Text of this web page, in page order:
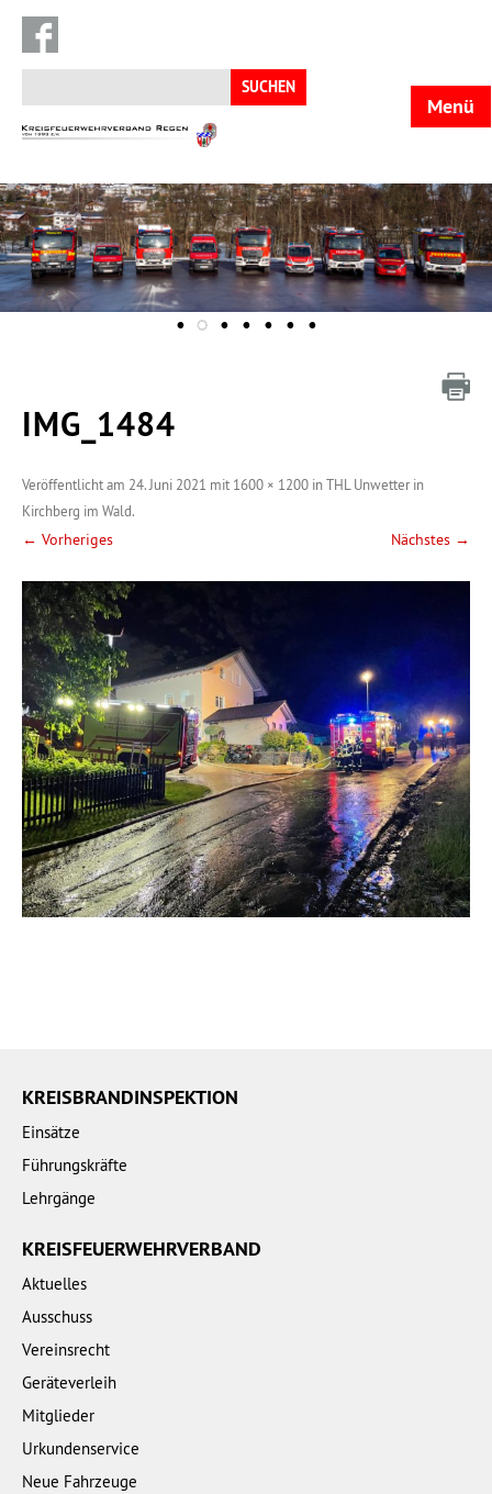
Suchen
nach:
KFV
Menü
IMG_1484
Veröffentlicht am 24. Juni 2021 mit 1600 × 1200 inTHL Unwetter in
Kirchberg im Wald.
← Vorheriges Nächstes →
KREISBRANDINSPEKTION
Einsätze
Führungskräfte
Lehrgänge
KREISFEUERWEHRVERBAND
Aktuelles
Ausschuss
Vereinsrecht
Geräteverleih
Mitglieder
Urkundenservice
Neue Fahrzeuge